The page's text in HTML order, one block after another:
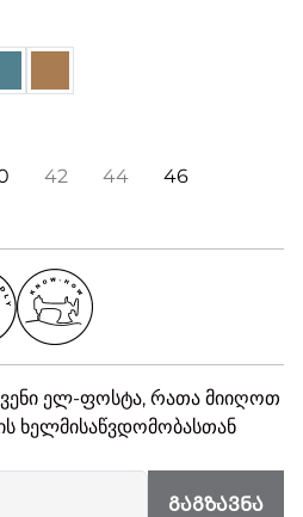
42 44
46
ელ-ფოსტა, რათა მიიღოთ
ხელმისაწვდომობასთან
ᲒᲐᲒᲖᲐᲕᲜᲐ